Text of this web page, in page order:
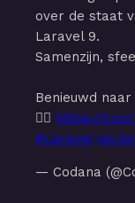
over de staat
Laravel 9.
Samenzijn,
Benieuwd
👉🏻 https://t.co/
#Laravel
— Codana